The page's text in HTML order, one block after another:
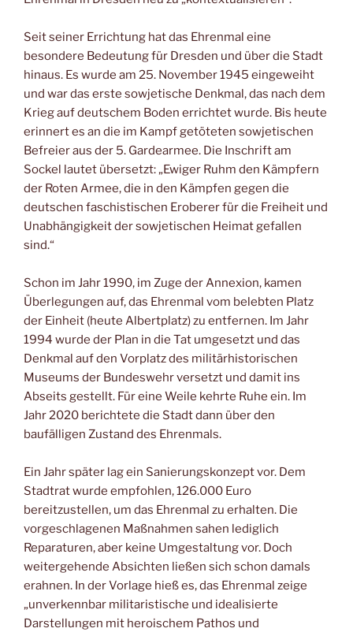
Seit seiner Errichtung hat das Ehrenmal eine
besondere Bedeutung für Dresden und über die Stadt
hi­naus. Es wurde am 25. November 1945 eingeweiht
und war das erste sowjetische Denkmal, das nach dem
Krieg auf deutschem Boden errichtet wurde. Bis heute
erinnert es an die im Kampf getöteten sowjetischen
Befreier aus der 5. Gardearmee. Die Inschrift am
Sockel lautet übersetzt: „Ewiger Ruhm den Kämpfern
der Roten Armee, die in den Kämpfen gegen die
deutschen faschistischen Eroberer für die Freiheit und
Unabhängigkeit der sowjetischen Heimat gefallen
sind.“
Schon im Jahr 1990, im Zuge der Annexion, kamen
Überlegungen auf, das Ehrenmal vom belebten Platz
der Einheit (heute Albertplatz) zu entfernen. Im Jahr
1994 wurde der Plan in die Tat umgesetzt und das
Denkmal auf den Vorplatz des militärhistorischen
Museums der Bundeswehr versetzt und damit ins
Abseits gestellt. Für eine Weile kehrte Ruhe ein. Im
Jahr 2020 berichtete die Stadt dann über den
baufälligen Zustand des Ehrenmals.
Ein Jahr später lag ein Sanierungskonzept vor. Dem
Stadtrat wurde empfohlen, 126.000 Euro
bereitzustellen, um das Ehrenmal zu erhalten. Die
vorgeschlagenen Maßnahmen sahen lediglich
Reparaturen, aber keine Umgestaltung vor. Doch
weitergehende Absichten ließen sich schon damals
erahnen. In der Vorlage hieß es, das Ehrenmal zeige
„unverkennbar militaristische und idealisierte
Darstellungen mit heroischem Pathos und